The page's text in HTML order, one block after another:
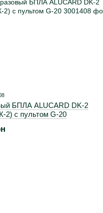
БПЛА ALUCARD DK-2
2) с пультом G-20